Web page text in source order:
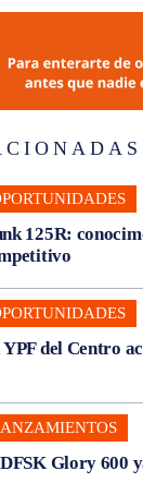
125R:
del Centro
Glory 600